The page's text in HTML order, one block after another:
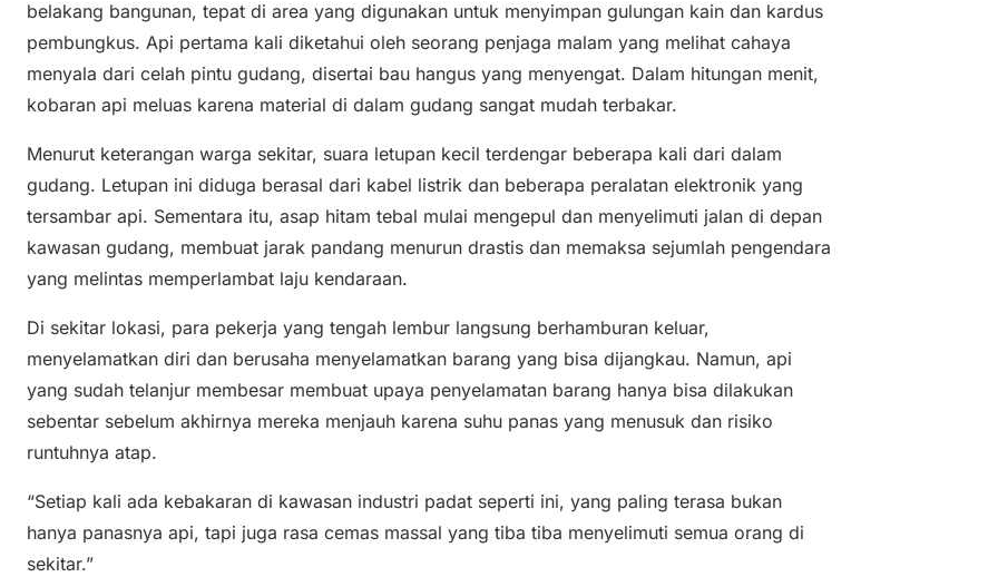
belakang bangunan, tepat di area yang digunakan untuk menyimpan gulungan kain dan kardus
pembungkus. Api pertama kali diketahui oleh seorang penjaga malam yang melihat cahaya
menyala dari celah pintu gudang, disertai bau hangus yang menyengat. Dalam hitungan menit,
kobaran api meluas karena material di dalam gudang sangat mudah terbakar.
Menurut keterangan warga sekitar, suara letupan kecil terdengar beberapa kali dari dalam
gudang. Letupan ini diduga berasal dari kabel listrik dan beberapa peralatan elektronik yang
tersambar api. Sementara itu, asap hitam tebal mulai mengepul dan menyelimuti jalan di depan
kawasan gudang, membuat jarak pandang menurun drastis dan memaksa sejumlah pengendara
yang melintas memperlambat laju kendaraan.
Di sekitar lokasi, para pekerja yang tengah lembur langsung berhamburan keluar,
menyelamatkan diri dan berusaha menyelamatkan barang yang bisa dijangkau. Namun, api
yang sudah telanjur membesar membuat upaya penyelamatan barang hanya bisa dilakukan
sebentar sebelum akhirnya mereka menjauh karena suhu panas yang menusuk dan risiko
runtuhnya atap.
“Setiap kali ada kebakaran di kawasan industri padat seperti ini, yang paling terasa bukan
hanya panasnya api, tapi juga rasa cemas massal yang tiba tiba menyelimuti semua orang di
sekitar.”